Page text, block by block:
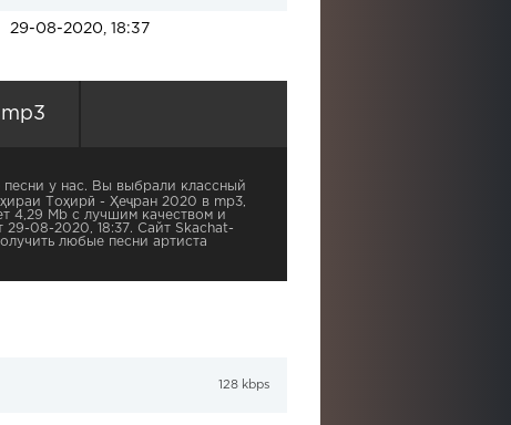
29-08-2020, 18:37
mp3
у нас. Вы выбрали классный
Тоҳирӣ - Ҳеҷран 2020 в mp3,
4,29 Mb с лучшим качеством и
29-08-2020, 18:37. Сайт Skachat-
любые песни артиста
128 kbps